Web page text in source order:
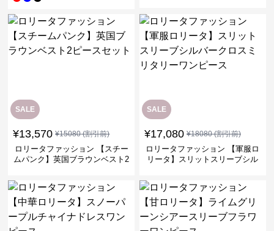
SALE
¥13,570 ¥15080(割引前)
ロリータファッション 【スチー
ムパンク】英国ブラウンベスト2
SALE
¥17,080 ¥18080(割引前)
ロリータファッション 【軍服ロ
リータ】スリットスリーブシル